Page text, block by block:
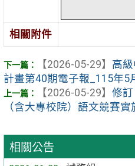
相關公告
相關附件
【2026-05-29】 高
計畫第40期電子報_115年5
【2026-05-29】 修
（含大專校院）語文競賽實